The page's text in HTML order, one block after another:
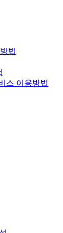
법
스 이용방법